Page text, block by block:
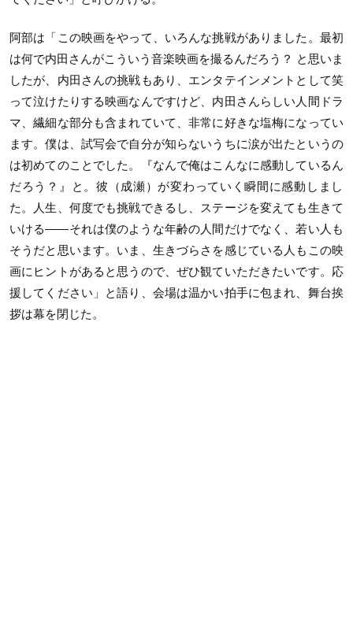
阿部は「この映画をやって、いろんな挑戦がありました。 最初
は何で内田さんがこういう音楽映画を撮るんだろう？ と思いま
したが、内田さんの挑戦もあり、 エンタテインメントとして笑
って泣けたりする映画なんですけど、 内田さんらしい人間ドラ
マ、繊細な部分も含まれていて、非常に好きな塩梅になってい
ます。僕は、 試写会で自分が知らないうちに涙が出たというの
は初めてのことでした。『なんで俺はこんなに感動しているん
だろう？』と。彼（ 成瀬）が変わっていく瞬間に感動しまし
た。人生、 何度でも挑戦できるし、ステージを変えても生きて
いける――それは僕のような年齢の人間だけでなく、 若い人も
そうだと思います。いま、 生きづらさを感じている人もこの映
画にヒントがあると思うので、 ぜひ観ていただきたいです。応
援してください」と語り、 会場は温かい拍手に包まれ、舞台挨
拶は幕を閉じた。